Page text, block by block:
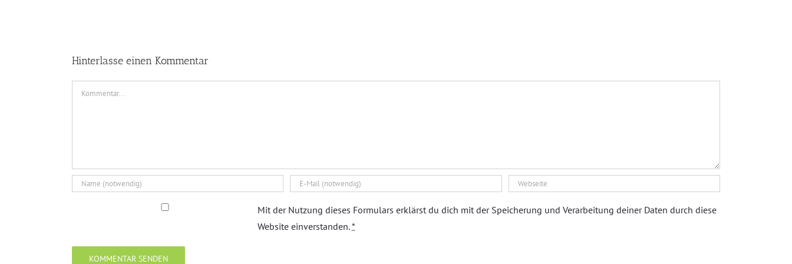
Hinterlasse einen Kommentar
Kommentar
Mit der Nutzung dieses Formulars erklärst du dich mit der Speicherung und Verarbeitung deiner Daten durch diese
Website einverstanden.*